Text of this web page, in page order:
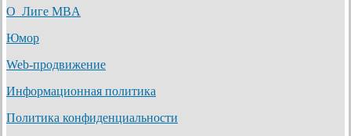
О Лиге MBA
Юмор
Web-продвижение
Информационная политика
Политика конфиденциальности